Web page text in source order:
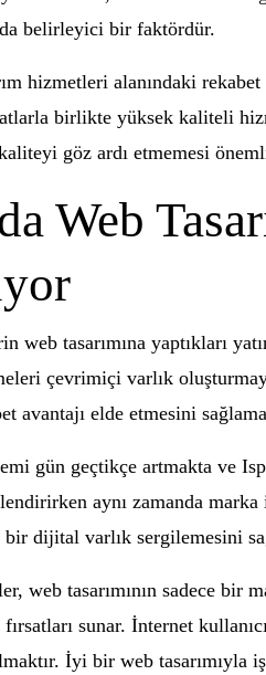
belirleyici bir faktördür.
hizmetleri alanındaki
birlikte yüksek kaliteli
göz ardı etmemesi
Web
web tasarımına yaptıkları
çevrimiçi varlık
avantajı elde etmesini
gün geçtikçe artmakta ve
aynı zamanda
dijital varlık sergilemesini
web tasarımının sadece bir
sunar. İnternet
İyi bir web